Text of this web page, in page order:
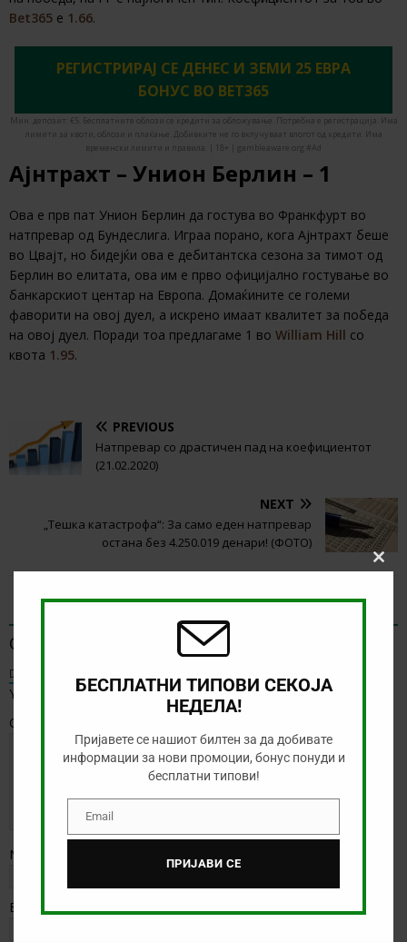
Bet365 е 1.66.
РЕГИСТРИРАЈ СЕ ДЕНЕС И ЗЕМИ 25 ЕВРА
БОНУС ВО BET365
Мин. депозит: €5. Бесплатните облози се кредити за обложување. Потребна е регистрација. Има
лимити за квоти, облози и плаќање. Добивките не го вклучуваат влогот од кредити. Има
временски лимити и правила. | 18+ | gambleaware.org #Ad
Ајнтрахт – Унион Берлин – 1
Ова е прв пат Унион Берлин да гостува во Франкфурт во
натпревар од Бундеслига. Играа порано, кога Ајнтрахт беше
во Цвајт, но бидејќи ова е дебитантска сезона за тимот од
Берлин во елитата, ова им е прво официјално гостување во
банкарскиот центар на Европа. Домаќините се големи
фаворити на овој дуел, а искрено имаат квалитет за победа
на овој дуел. Поради тоа предлагаме 1 во William Hill со
квота 1.95.
PREVIOUS
Натпревар со драстичен пад на коефициентот
(21.02.2020)
NEXT
„Тешка катастрофа“: За само еден натпревар
остана без 4.250.019 денари! (ФОТО)
BE THE FIRST TO COMMENT
Оставете коментар
Default Comments (0)
Your email address will not be published.
Comment
Name
Email *
Close
БЕСПЛАТНИ ТИПОВИ СЕКОЈА
НЕДЕЛА!
Пријавете се нашиот билтен за да добивате
информации за нови промоции, бонус понуди и
бесплатни типови!
EmailEmail
ПРИЈАВИ СЕ